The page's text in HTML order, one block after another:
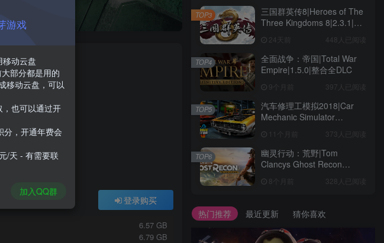
登录购买
6.57 GB
6.79 GB
三国群英传8|Heroes of The
Three Kingdoms 8|2.3.1|整
24天前 448人已阅读
TOP3
全面战争：帝国|Total War
Empire|1.5.0|整合全DLC
9个月前 397人已阅读
TOP4
汽车修理工模拟2018|Car
Mechanic Simulator
11个月前 373人已阅读
TOP5
幽灵行动：荒野|Tom
Clancys Ghost Recon
DLC8个月前 328人已阅读
TOP6
热门推荐 最近更新 猜你喜欢
游戏
移动云盘
部分都是用的
移动云盘，可以
也可以通过开
分，开通年费会
/天 - 有需要联
加入QQ群